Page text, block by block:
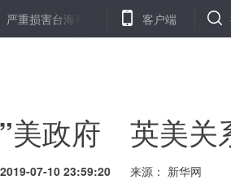
海和平稳定——海外专家学者批评美国对台
客户端
美政府 英美关
2019-07-10 23:59:20 来源： 新华网